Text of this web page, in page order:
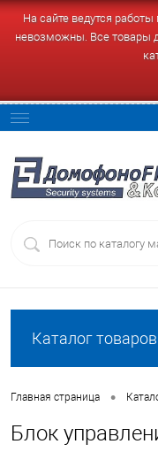
На сайте ведутся
невозможны. Все товары
Каталог товаров
Главная страница •
Блок